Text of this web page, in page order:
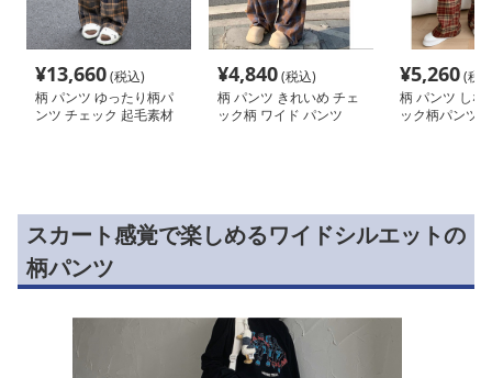
¥13,660(税込)
柄 パンツ ゆったり柄パ
ンツ チェック 起毛素材
¥4,840(税込)
柄 パンツ きれいめ チェ
ック柄 ワイド パンツ
¥5,260(税
柄 パンツ しな
ック柄パンツ
スカート感覚で楽しめるワイドシルエットの
柄パンツ